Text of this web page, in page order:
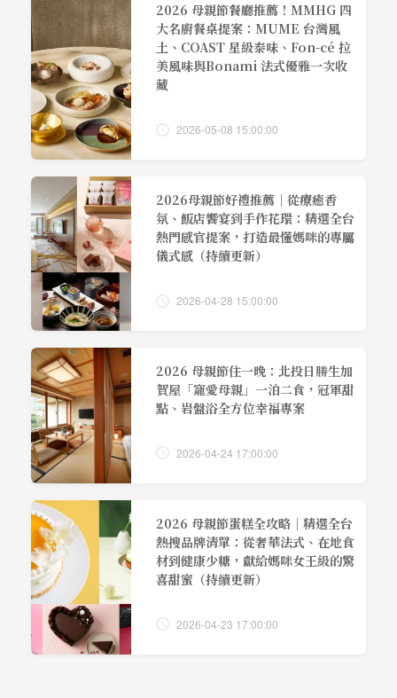
2026 母親節餐廳推薦！MMHG 四
大名廚餐桌提案：MUME 台灣風
土、COAST 星級泰味、Fon-cé 拉
美風味與Bonami 法式優雅一次收
藏
2026-05-08 15:00:00
2026母親節好禮推薦｜從療癒香
氛、飯店饗宴到手作花環：精選全台
熱門感官提案，打造最懂媽咪的專屬
儀式感（持續更新）
2026-04-28 15:00:00
2026 母親節住一晚：北投日勝生加
賀屋「寵愛母親」一泊二食，冠軍甜
點、岩盤浴全方位幸福專案
2026-04-24 17:00:00
2026 母親節蛋糕全攻略｜精選全台
熱搜品牌清單：從奢華法式、在地食
材到健康少糖，獻給媽咪女王級的驚
喜甜蜜（持續更新）
2026-04-23 17:00:00